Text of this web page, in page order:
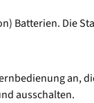
Batterien. Die
an,
ausschalten.